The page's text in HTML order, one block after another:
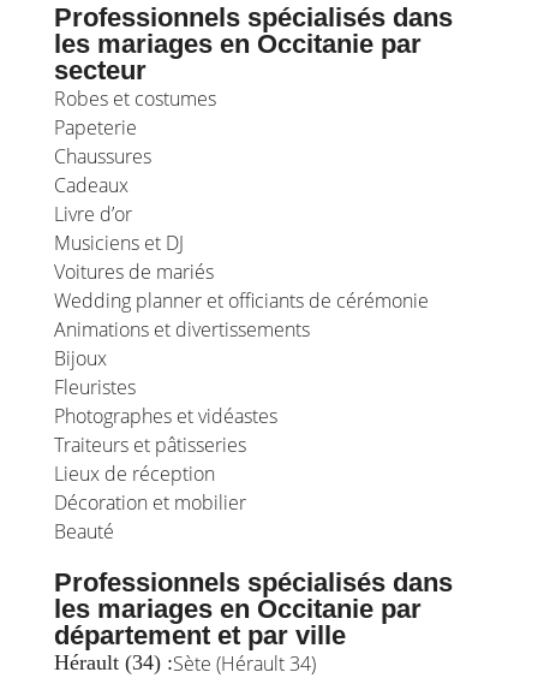
Professionnels spécialisés dans
les mariages en Occitanie par
secteur
Robes et costumes
Papeterie
Chaussures
Cadeaux
Livre d’or
Musiciens et DJ
Voitures de mariés
Wedding planner et officiants de cérémonie
Animations et divertissements
Bijoux
Fleuristes
Photographes et vidéastes
Traiteurs et pâtisseries
Lieux de réception
Décoration et mobilier
Beauté
Professionnels spécialisés dans
les mariages en Occitanie par
département et par ville
Hérault (34) :Sète (Hérault 34)